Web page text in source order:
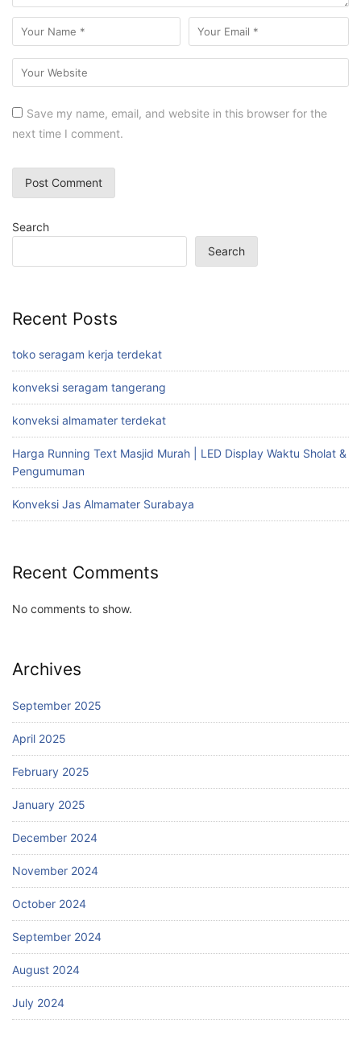
Save my name, email, and website in this browser for the
next time I comment.
Search
Search
Recent Posts
toko seragam kerja terdekat
konveksi seragam tangerang
konveksi almamater terdekat
Harga Running Text Masjid Murah | LED Display Waktu Sholat &
Pengumuman
Konveksi Jas Almamater Surabaya
Recent Comments
No comments to show.
Archives
September 2025
April 2025
February 2025
January 2025
December 2024
November 2024
October 2024
September 2024
August 2024
July 2024